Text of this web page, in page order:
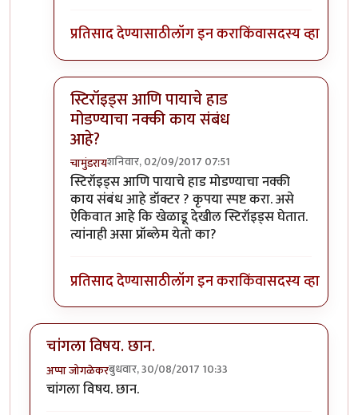
प्रतिसाद देण्यासाठीलॉग इन कराकिंवासदस्य व्हा
स्टिरॉइड्स आणि पायाचे हाड
मोडण्याचा नक्की काय संबंध
आहे?
चामुंडरायशनिवार, 02/09/2017 07:51
In reply toप्रत्येक वैद्यकशाखा काहीbyसुबोध खरे
स्टिरॉइड्स आणि पायाचे हाड मोडण्याचा नक्की
काय संबंध आहे डॉक्टर ? कृपया स्पष्ट करा. असे
ऐकिवात आहे कि खेळाडू देखील स्टिरॉइड्स घेतात.
त्यांनाही असा प्रॉब्लेम येतो का?
प्रतिसाद देण्यासाठीलॉग इन कराकिंवासदस्य व्हा
चांगला विषय. छान.
अप्पा जोगळेकरबुधवार, 30/08/2017 10:33
चांगला विषय. छान.